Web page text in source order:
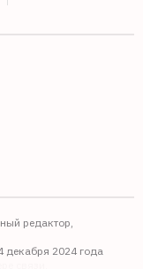
редактор,
декабря 2024 года
связи,